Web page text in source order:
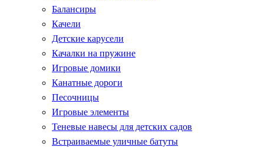
Балансиры
Качели
Детские карусели
Качалки на пружине
Игровые домики
Канатные дороги
Песочницы
Игровые элементы
Теневые навесы для детских садов
Встраиваемые уличные батуты